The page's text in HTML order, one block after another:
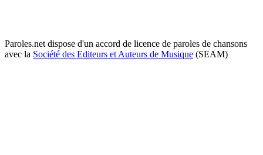
Paroles.net dispose d'un accord de licence de paroles de chansons
avec la Société des Editeurs et Auteurs de Musique (SEAM)